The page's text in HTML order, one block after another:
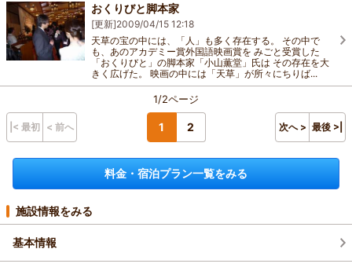
おくりびと脚本家
[更新]2009/04/15 12:18
天草の宝の中には、「人」も多く存在する。 その中で
も、あのアカデミー賞外国語映画賞を みごと受賞した
「おくりびと」の脚本家「小山薫堂」氏は その存在を大
きく広げた。 映画の中には「天草」が所々にちりば...
1/2ページ
|< 最初 < 前へ 1 2 次へ > 最後 >|
料金・宿泊プラン一覧をみる
施設情報をみる
基本情報